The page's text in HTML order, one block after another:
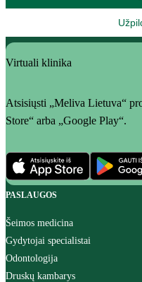
Virtuali klinika
Atsisiųsti „Meliva Lietuva“
Store“ arba „Google Play“.
PASLAUGOS
Šeimos medicina
Gydytojai specialistai
Odontologija
Druskų kambarys